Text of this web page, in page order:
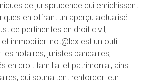
de jurisprudence qui enrichissent
en offrant un aperçu actualisé
pertinentes en droit civil,
immobilier. not@lex est un outil
notaires, juristes bancaires,
en droit familial et patrimonial, ainsi
qui souhaitent renforcer leur